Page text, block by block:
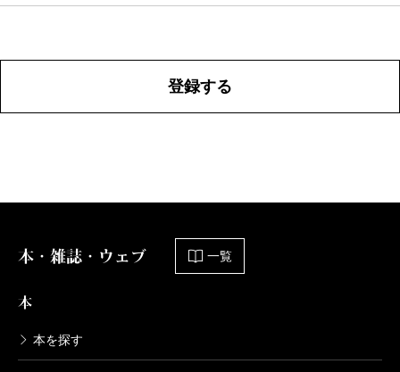
登録する
本・雑誌・ウェブ 一覧
本
本を探す